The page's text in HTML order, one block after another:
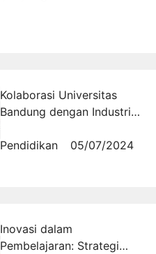
Kolaborasi Universitas
Bandung dengan Industri:
Handal
Pendidikan 05/07/2024
Inovasi dalam
Pembelajaran: Strategi